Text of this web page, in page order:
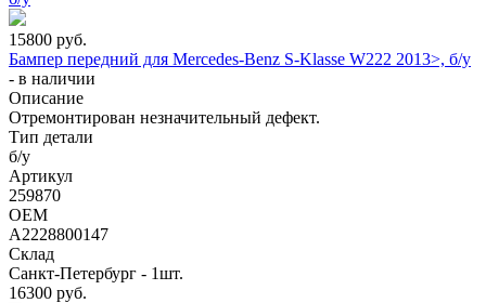
15800 руб.
Бампер передний для Mercedes-Benz S-Klasse W222 2013>, б/у
- в наличии
Описание
Отремонтирован незначительный дефект.
Тип детали
б/у
Артикул
259870
OEM
A2228800147
Склад
Санкт-Петербург - 1шт.
16300 руб.